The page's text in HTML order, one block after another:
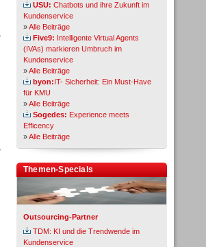
USU: Chatbots und ihre Zukunft im
Kundenservice
»Alle Beiträge
Five9: Intelligente Virtual Agents
(IVAs) markieren Umbruch im
Kundenservice
»Alle Beiträge
byon:IT- Sicherheit: Ein Must-Have
für KMU
»Alle Beiträge
Sogedes: Experience meets
Efficency
»Alle Beiträge
Themen-Specials
Outsourcing-Partner
TDM: KI und die Trendwende im
Kundenservice